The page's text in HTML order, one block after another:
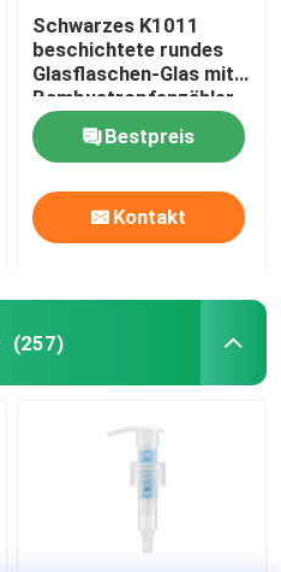
Schwarzes K1011
beschichtete rundes
Glasflaschen-Glas mit
Bambustropfenzähler-
Kappe
Bestpreis
Kontakt
(257)